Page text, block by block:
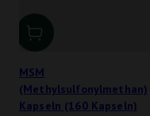
MSM
(Methylsulfonylmethan)
Kapseln (160 Kapseln)